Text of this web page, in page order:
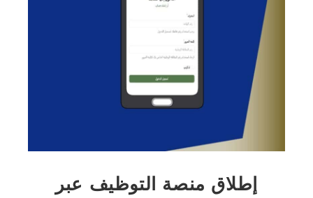
إطلاق منصة التوظيف عبر